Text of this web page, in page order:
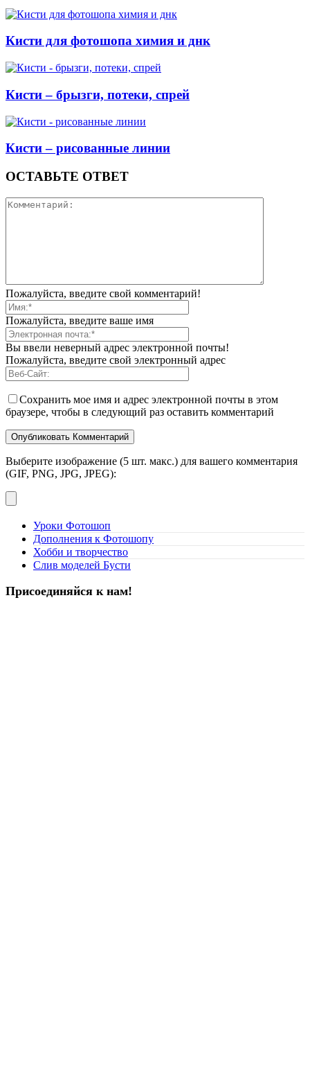
Кисти для фотошопа химия и днк
Кисти – брызги, потеки, спрей
Кисти – рисованные линии
ОСТАВЬТЕ ОТВЕТ
Пожалуйста, введите свой комментарий!
Пожалуйста, введите ваше имя
Вы ввели неверный адрес электронной почты!
Пожалуйста, введите свой электронный адрес
Сохранить мое имя и адрес электронной почты в этом
браузере, чтобы в следующий раз оставить комментарий
Выберите изображение (5 шт. макс.) для вашего комментария
(GIF, PNG, JPG, JPEG):
Уроки Фотошоп
Дополнения к Фотошопу
Хобби и творчество
Слив моделей Бусти
Присоединяйся к нам!